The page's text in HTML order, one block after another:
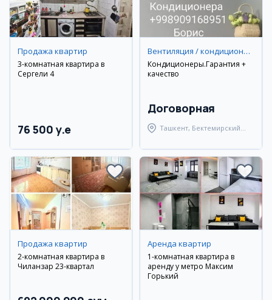
Продажа квартир
3-комнатная квартира в
Сергели 4
76 500 y.e
Вентиляция / кондиционирование
Кондиционеры.Гарантия +
качество
Договорная
Ташкент, Бектемирский
Продажа квартир
2-комнатная квартира в
Чиланзар 23-квартал
Аренда квартир
1-комнатная квартира в
аренду у метро Максим
Горький